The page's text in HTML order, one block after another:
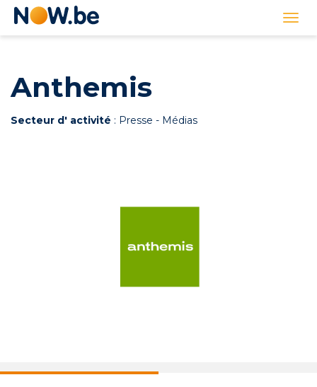
Lien
Anthemis
Secteur d' activité : Presse - Médias